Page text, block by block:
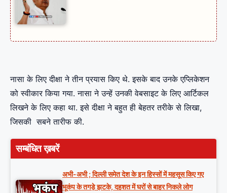
नासा के लिए दीक्षा ने तीन प्रयास किए थे. इसके बाद उनके एप्लिकेशन
को स्वीकार किया गया. नासा ने उन्हें उनकी वेबसाइट के लिए आर्टिकल
लिखने के लिए कहा था. इसे दीक्षा ने बहुत ही बेहतर तरीके से लिखा,
जिसकी सबने तारीफ की.
सम्बंधित ख़बरें
अभी-अभी ; दिल्ली समेत देश के इन हिस्सों में महसूस किए गए
भूकंप के तगड़े झटके, दहशत में घरों से बाहर निकले लोग